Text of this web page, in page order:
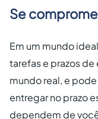
Se
Em um mundo
tarefas e prazos
mundo real, e
entregar no prazo
dependem de